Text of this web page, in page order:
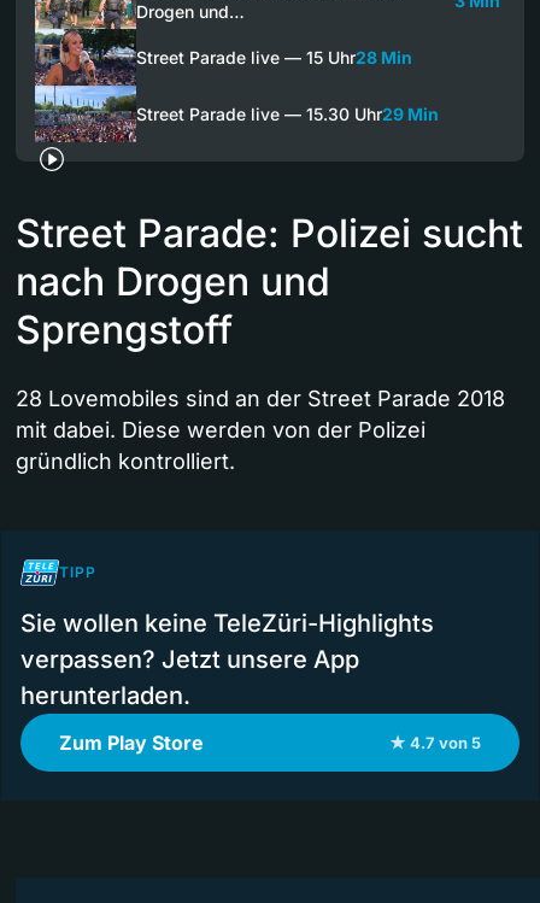
Drogen und…
Street Parade live — 15 Uhr28 Min
Street Parade live — 15.30 Uhr29 Min
Street Parade: Polizei sucht
nach Drogen und
Sprengstoff
28 Lovemobiles sind an der Street Parade 2018
mit dabei. Diese werden von der Polizei
gründlich kontrolliert.
TIPP
Sie wollen keine TeleZüri-Highlights
verpassen? Jetzt unsere App
herunterladen.
Zum Play Store ★ 4.7 von 5